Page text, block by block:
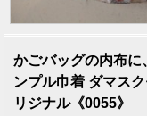
かごバッグの内布に
ンプル巾着 ダマス
リジナル《0055》